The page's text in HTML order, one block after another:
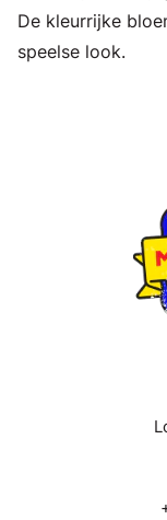
De kleurrijke
speelse look.